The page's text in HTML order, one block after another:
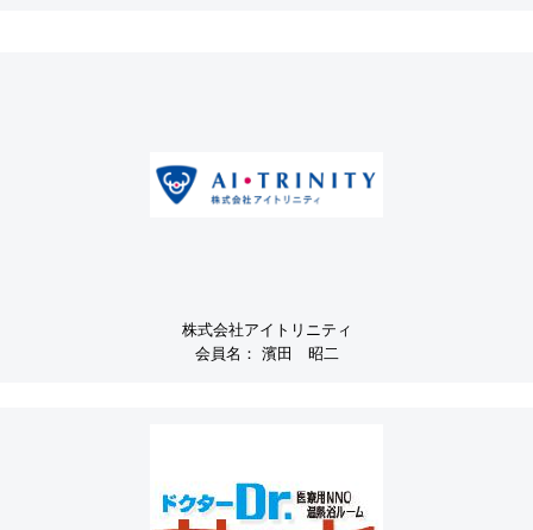
株式会社アイトリニティ
会員名： 濱田 昭二